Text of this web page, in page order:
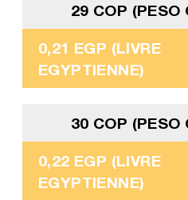
29 COP (PESO
0,21 EGP (LIVRE
EGYPTIENNE)
30 COP (PESO
0,22 EGP (LIVRE
EGYPTIENNE)